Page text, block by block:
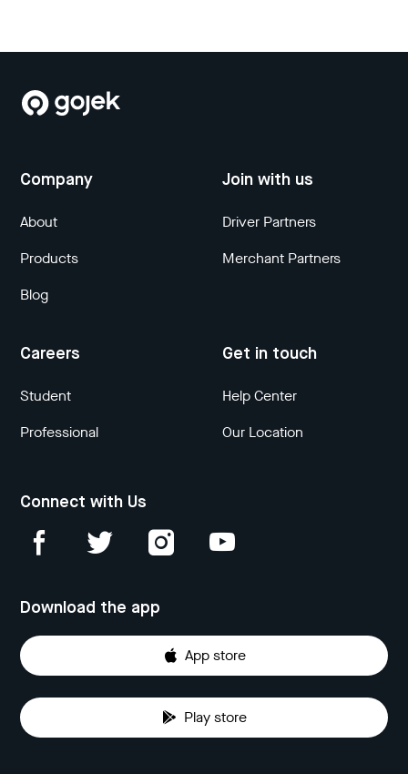
Company
About
Products
Blog
Join with us
Driver Partners
Merchant Partners
Careers
Student
Professional
Get in touch
Help Center
Our Location
Connect with Us
Download the app
App store
Play store